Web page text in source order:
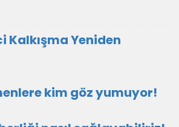
Kalkışma Yeniden
kim göz yumuyor!